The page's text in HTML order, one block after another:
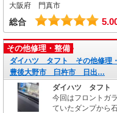
大阪府 門真市
総合
その他修理・整備
ダイハツ タフト その他修
豊後大野市 臼杵市 日出…
ダイハツ タフト
今回はフロントガ
ていたダンプから